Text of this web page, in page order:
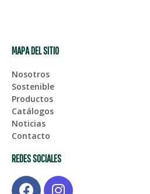
MAPA DEL SITIO
Nosotros
Sostenible
Productos
Catálogos
Noticias
Contacto
REDES SOCIALES